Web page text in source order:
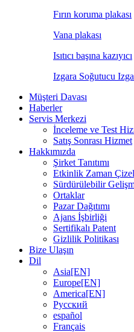
Fırın koruma plakası
Vana plakası
Isıtıcı başına kazıyıcı
Izgara Soğutucu
Müşteri Davası
Haberler
Servis Merkezi
İnceleme ve Test
Satış Sonrası Hizmet
Hakkımızda
Şirket Tanıtımı
Etkinlik Zaman
Sürdürülebilir
Ortaklar
Pazar Dağıtımı
Ajans İşbirliği
Sertifikalı Patent
Gizlilik Politikası
Bize Ulaşın
Dil
Asia[EN]
Europe[EN]
America[EN]
Русский
español
Français